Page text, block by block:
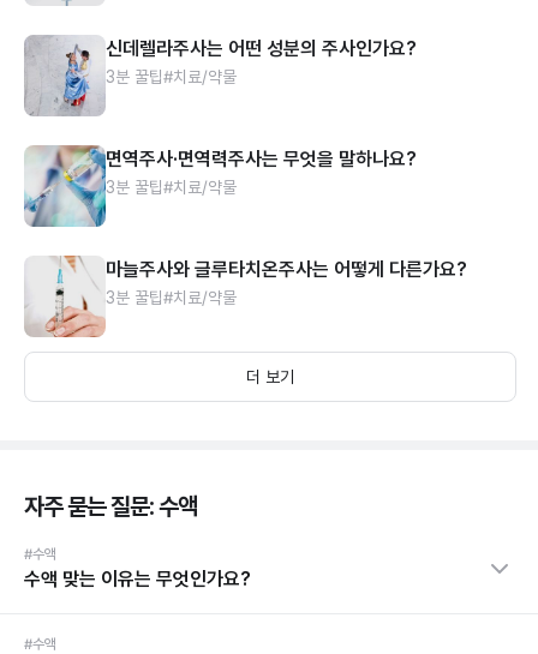
신데렐라주사는 어떤 성분의 주사인가요?
3분 꿀팁#치료/약물
면역주사·면역력주사는 무엇을 말하나요?
3분 꿀팁#치료/약물
마늘주사와 글루타치온주사는 어떻게 다른가요?
3분 꿀팁#치료/약물
더 보기
자주 묻는 질문: 수액
#수액
수액 맞는 이유는 무엇인가요?
#수액